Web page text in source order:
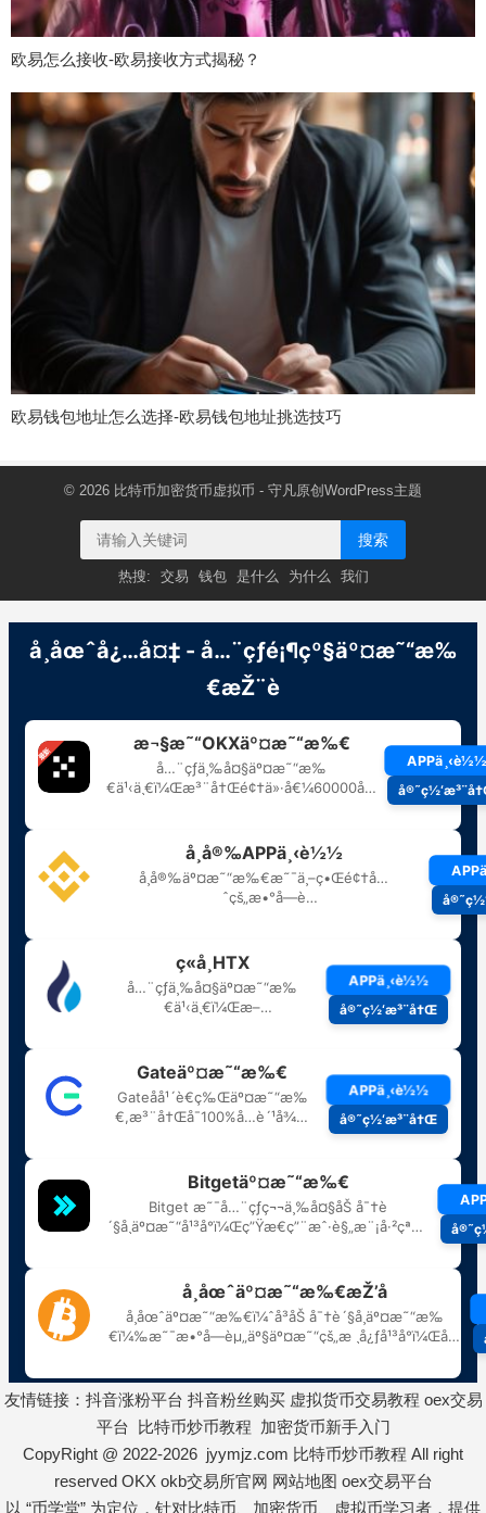
欧易怎么接收-欧易接收方式揭秘？
欧易钱包地址怎么选择-欧易钱包地址挑选技巧
© 2026 比特币加密货币虚拟币 - 守凡原创 WordPress主题
搜索
热搜: 交易 钱包 是什么 为什么 我们
友情链接： 抖音涨粉平台 抖音粉丝购买 虚拟货币交易教程 oex交易
平台
比特币炒币教程 加密货币新手入门
CopyRight @ 2022-2026 jyymjz.com 比特币炒币教程 All right
reserved OKX okb交易所官网 网站地图 oex交易平台
以 “币学堂” 为定位，针对比特币、加密货币、虚拟币学习者，提供